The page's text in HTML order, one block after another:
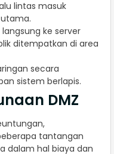
lintas masuk
ke server
ditempatkan di area
secara
sistem berlapis.
DMZ
tantangan
dalam hal biaya dan